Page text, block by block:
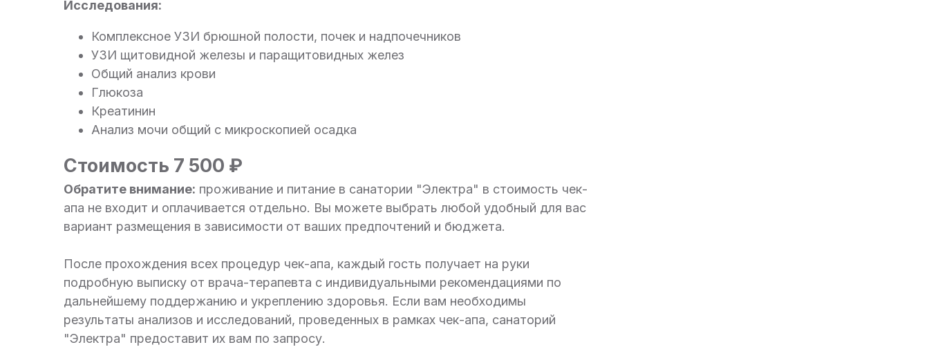
Исследования:
Комплексное УЗИ брюшной полости, почек и надпочечников
УЗИ щитовидной железы и паращитовидных желез
Общий анализ крови
Глюкоза
Креатинин
Анализ мочи общий с микроскопией осадка
Стоимость 7 500 ₽
Обратите внимание: проживание и питание в санатории "Электра" в стоимость чек-
апа не входит и оплачивается отдельно. Вы можете выбрать любой удобный для вас
вариант размещения в зависимости от ваших предпочтений и бюджета.
После прохождения всех процедур чек-апа, каждый гость получает на руки
подробную выписку от врача-терапевта с индивидуальными рекомендациями по
дальнейшему поддержанию и укреплению здоровья. Если вам необходимы
результаты анализов и исследований, проведенных в рамках чек-апа, санаторий
"Электра" предоставит их вам по запросу.